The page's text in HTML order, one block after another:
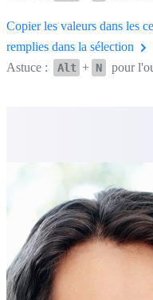
Copier les valeurs dans les
remplies dans la sélection
Astuce :
Alt + N pour